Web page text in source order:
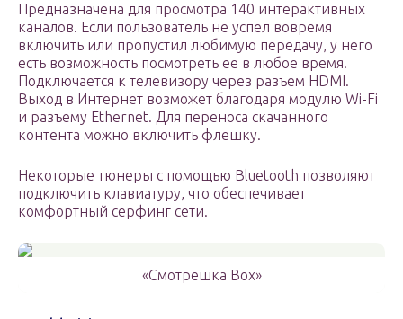
Предназначена для просмотра 140 интерактивных
каналов. Если пользователь не успел вовремя
включить или пропустил любимую передачу, у него
есть возможность посмотреть ее в любое время.
Подключается к телевизору через разъем HDMI.
Выход в Интернет возможет благодаря модулю Wi-Fi
и разъему Ethernet. Для переноса скачанного
контента можно включить флешку.
Некоторые тюнеры с помощью Bluetooth позволяют
подключить клавиатуру, что обеспечивает
комфортный серфинг сети.
«Смотрешка Box»